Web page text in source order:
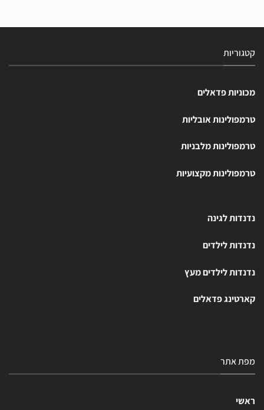
קטגוריות
מכוניות פדאלים
טרמפולינות אובליות
טרמפולינות מלבניות
טרמפולינות מקצועיות
נדנדות לגינה
נדנדות לילדים
נדנדות לילדים מעץ
קארטינג פדאלים
מפת אתר
ראשי